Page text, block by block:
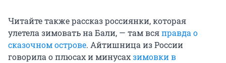
Читайте также рассказ россиянки, которая
улетела зимовать на Бали, — там всяправда о
сказочном острове. Айтишница из России
говорила о плюсах и минусахзимовки в